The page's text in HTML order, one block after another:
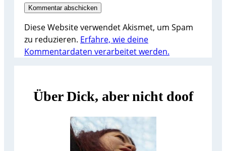
Diese Website verwendet Akismet, um Spam
zu reduzieren. Erfahre, wie deine
Kommentardaten verarbeitet werden.
Über Dick, aber nicht doof